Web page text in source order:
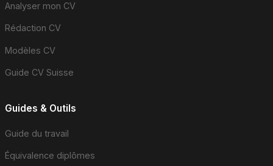
Analyser mon CV
Rédaction CV
Modèles CV
Guide CV Suisse
Guides & Outils
Guide du travail
Équivalence diplômes